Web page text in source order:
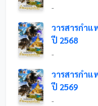
-
วารสารกำ
ปี 2568
-
วารสารกำ
ปี 2569
-